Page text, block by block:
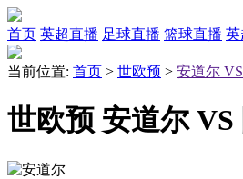
首页 英超直播 足球直播 篮球直播 英
当前位置: 首页 > 世欧预 > 安道尔
世欧预 安道尔